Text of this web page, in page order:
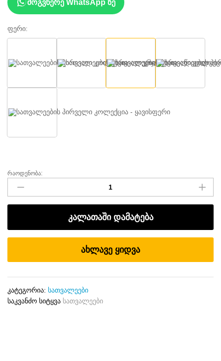
მოგვწერე WhatsApp ზე
ფერი:
ლურჯი წითელი ლეოპარდი შავი
ყავისფერი
სათვალეების
პირველი
კოლექცია
რაოდენობა
რაოდენობა:
კალათაში დამატება
ახლავე ყიდვა
კატეგორია: სათვალეები
საკვანძო სიტყვა სათვალეები